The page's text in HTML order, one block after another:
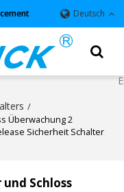
Deutsch
/
Überwachung 2
Sicherheit Schalter
und Schloss